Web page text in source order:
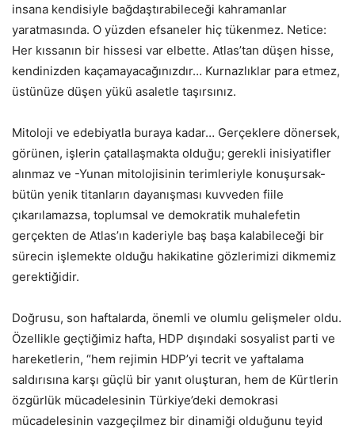
insana kendisiyle bağdaştırabileceği kahramanlar
yaratmasında. O yüzden efsaneler hiç tükenmez. Netice:
Her kıssanın bir hissesi var elbette. Atlas’tan düşen hisse,
kendinizden kaçamayacağınızdır… Kurnazlıklar para etmez,
üstünüze düşen yükü asaletle taşırsınız.
Mitoloji ve edebiyatla buraya kadar… Gerçeklere dönersek,
görünen, işlerin çatallaşmakta olduğu; gerekli inisiyatifler
alınmaz ve -Yunan mitolojisinin terimleriyle konuşursak-
bütün yenik titanların dayanışması kuvveden fiile
çıkarılamazsa, toplumsal ve demokratik muhalefetin
gerçekten de Atlas’ın kaderiyle baş başa kalabileceği bir
sürecin işlemekte olduğu hakikatine gözlerimizi dikmemiz
gerektiğidir.
Doğrusu, son haftalarda, önemli ve olumlu gelişmeler oldu.
Özellikle geçtiğimiz hafta, HDP dışındaki sosyalist parti ve
hareketlerin, “hem rejimin HDP’yi tecrit ve yaftalama
saldırısına karşı güçlü bir yanıt oluşturan, hem de Kürtlerin
özgürlük mücadelesinin Türkiye’deki demokrasi
mücadelesinin vazgeçilmez bir dinamiği olduğunu teyid